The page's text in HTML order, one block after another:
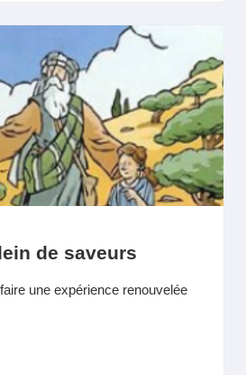
de saveurs
une expérience renouvelée